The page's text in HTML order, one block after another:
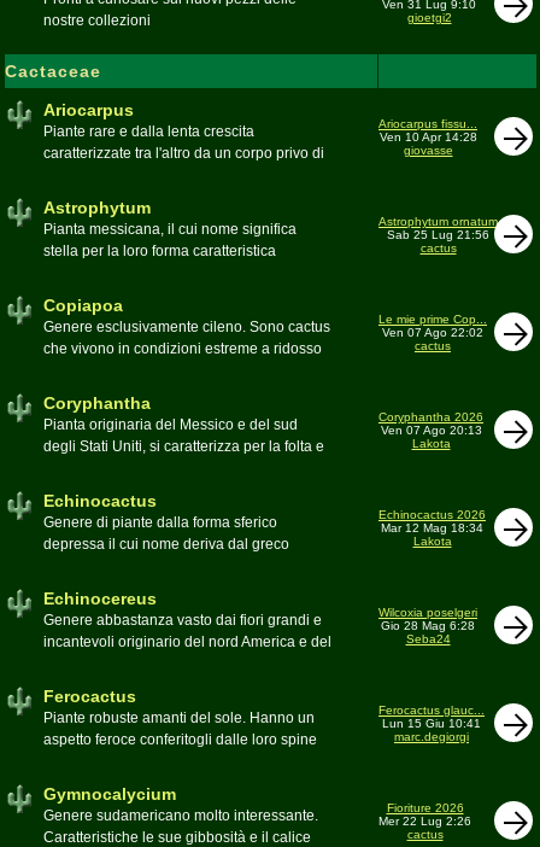
nostre collezioni
Ven 31 Lug 9:10
gioetgi2
Cactaceae
Ariocarpus
Piante rare e dalla lenta crescita
caratterizzate tra l'altro da un corpo privo di
alto rischio di scomparsa in habitat. Amanti
di terricci calcarei e ben drenati
Moderatore
Ariocarpus fissu...
Ven 10 Apr 14:28
giovasse
Astrophytum
Pianta messicana, il cui nome significa
stella per la loro forma caratteristica
Astrophytum ornatum
Sab 25 Lug 21:56
cactus
Copiapoa
Genere esclusivamente cileno. Sono cactus
che vivono in condizioni estreme a ridosso
ModeratoreLuca
Le mie prime Cop...
Ven 07 Ago 22:02
cactus
Coryphantha
Pianta originaria del Messico e del sud
degli Stati Uniti, si caratterizza per la folta e
ànthos (fiore) per via dei suoi fiori che
spuntano sulla cima della pianta
Moderatore
Coryphantha 2026
Ven 07 Ago 20:13
Lakota
Echinocactus
Genere di piante dalla forma sferico
depressa il cui nome deriva dal greco
denominati cactus barile per il loro notevole
pessimo
Echinocactus 2026
Mar 12 Mag 18:34
Lakota
Echinocereus
Genere abbastanza vasto dai fiori grandi e
incantevoli originario del nord America e del
Wilcoxia poselgeri
Gio 28 Mag 6:28
Seba24
Ferocactus
Piante robuste amanti del sole. Hanno un
aspetto feroce conferitogli dalle loro spine
Ferocactus glauc...
Lun 15 Giu 10:41
marc.degiorgi
Gymnocalycium
Genere sudamericano molto interessante.
Caratteristiche le sue gibbosità e il calice
Fioriture 2026
Mer 22 Lug 2:26
cactus